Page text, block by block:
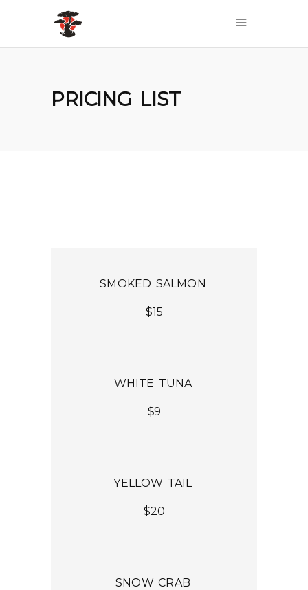
PRICING LIST
SMOKED SALMON
$15
WHITE TUNA
$9
YELLOW TAIL
$20
SNOW CRAB